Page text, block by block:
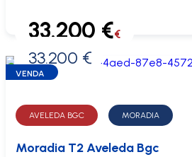
0 €
33.200 €€
33.200 €
VENDA
AVELEDA BGC MORADIA
Moradia T2 Aveleda Bgc